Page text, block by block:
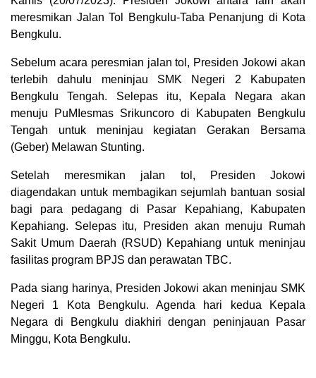
meresmikan Jalan Tol Bengkulu-Taba Penanjung di Kota
Bengkulu.
Sebelum acara peresmian jalan tol, Presiden Jokowi akan
terlebih dahulu meninjau SMK Negeri 2 Kabupaten
Bengkulu Tengah. Selepas itu, Kepala Negara akan
menuju PuMIesmas Srikuncoro di Kabupaten Bengkulu
Tengah untuk meninjau kegiatan Gerakan Bersama
(Geber) Melawan Stunting.
Setelah meresmikan jalan tol, Presiden Jokowi
diagendakan untuk membagikan sejumlah bantuan sosial
bagi para pedagang di Pasar Kepahiang, Kabupaten
Kepahiang. Selepas itu, Presiden akan menuju Rumah
Sakit Umum Daerah (RSUD) Kepahiang untuk meninjau
fasilitas program BPJS dan perawatan TBC.
Pada siang harinya, Presiden Jokowi akan meninjau SMK
Negeri 1 Kota Bengkulu. Agenda hari kedua Kepala
Negara di Bengkulu diakhiri dengan peninjauan Pasar
Minggu, Kota Bengkulu.